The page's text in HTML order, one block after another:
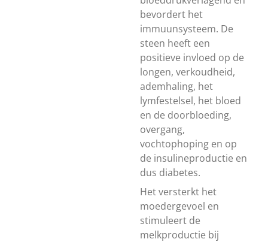
bevordert het
immuunsysteem. De
steen heeft een
positieve invloed op de
longen, verkoudheid,
ademhaling, het
lymfestelsel, het bloed
en de doorbloeding,
overgang,
vochtophoping en op
de insulineproductie en
dus diabetes.
Het versterkt het
moedergevoel en
stimuleert de
melkproductie bij